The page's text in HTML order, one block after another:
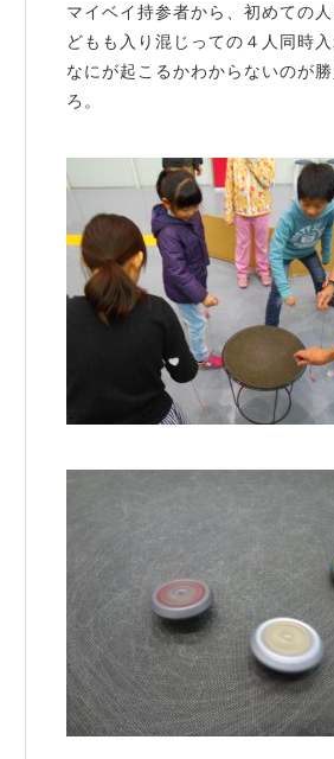
マイベイ持参者から、初めての
どもも入り混じっての４人同時入
なにが起こるかわからないのが
ろ。